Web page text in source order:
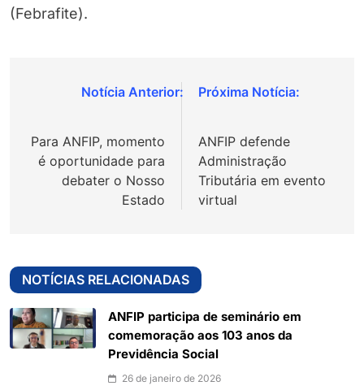
(Febrafite).
Navegação
Post
Para ANFIP, momento
é oportunidade para
debater o Nosso
Estado
ANFIP defende
Administração
Tributária em evento
virtual
NOTÍCIAS RELACIONADAS
ANFIP participa de seminário em
comemoração aos 103 anos da
Previdência Social
26 de janeiro de 2026